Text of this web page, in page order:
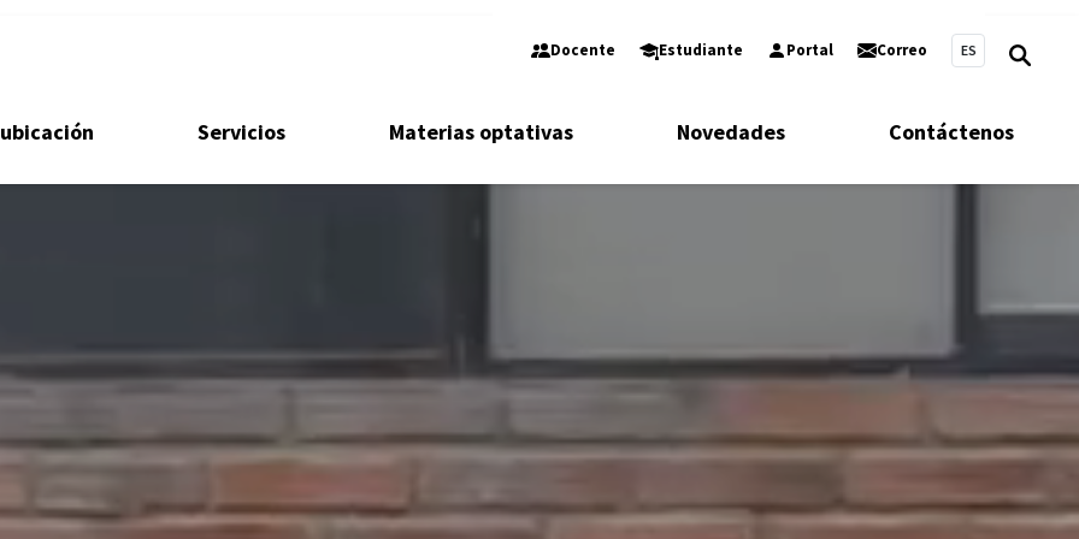
Docente Estudiante Portal Correo ES
Servicios Materias optativas Novedades Contáctenos